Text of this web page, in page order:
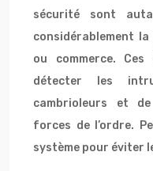
sécurité sont
considérablement
ou commerce.
détecter les
cambrioleurs et
forces de l’ordre.
système pour éviter